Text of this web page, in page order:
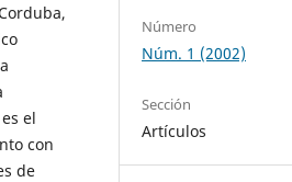
el
con
de
Número
Núm. 1 (2002)
Sección
Artículos